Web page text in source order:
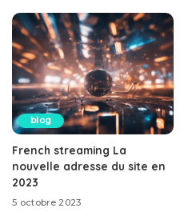
blog
French streaming La
nouvelle adresse du site en
2023
5 octobre 2023